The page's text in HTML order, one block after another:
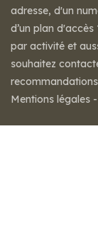
adresse, d'un
d’un plan
par activité et
souhaitez
Mentions légales -